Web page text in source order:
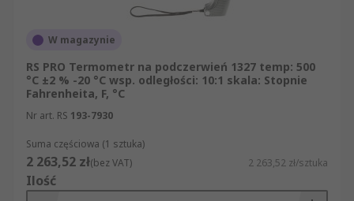
W magazynie
RS PRO Termometr na podczerwień 1327 temp: 500
°C ±2 % -20 °C wsp. odległości: 10:1 skala: Stopnie
Fahrenheita, F, °C
Nr art. RS 193-7930
Suma częściowa (1 sztuka)
2 263,52 zł(bez VAT) 2 263,52 zł/sztuka
Ilość